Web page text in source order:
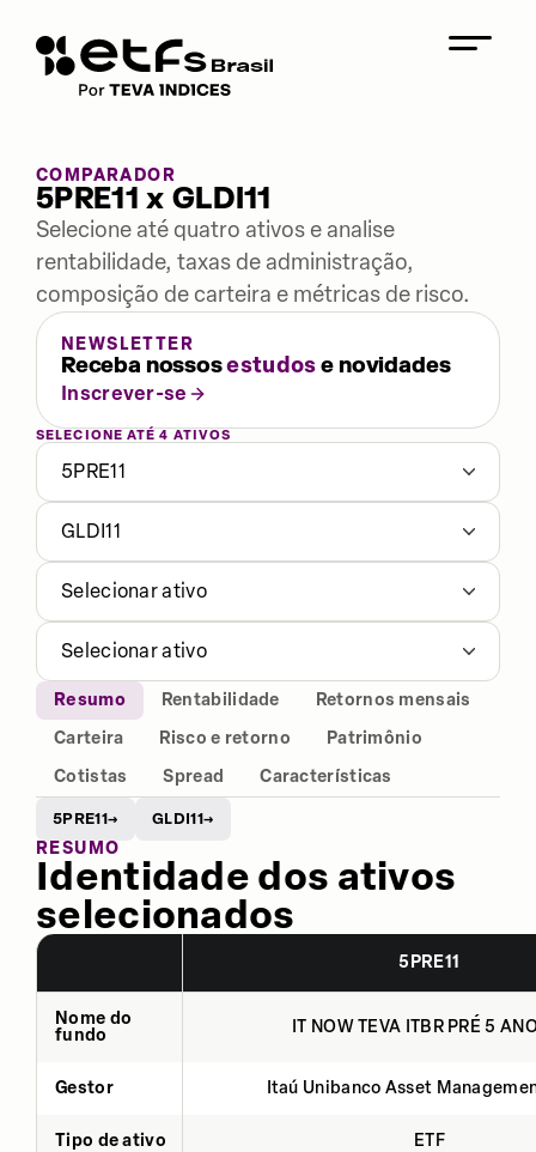
COMPARADOR
5PRE11 x GLDI11
Selecione até quatro ativos e analise
rentabilidade, taxas de administração,
composição de carteira e métricas de risco.
NEWSLETTER
Receba nossosestudose novidades
Inscrever-se
SELECIONE ATÉ 4 ATIVOS
5PRE11
GLDI11
Selecionar ativo
Selecionar ativo
Resumo Rentabilidade
Retornos mensais
Carteira
Risco e retorno
Patrimônio
Cotistas
Spread Características
5PRE11→ GLDI11→
RESUMO
Identidade dos ativos
selecionados
5PRE11
Nome do
fundo
IT NOW TEVA ITBR PRÉ 5
Gestor Itaú Unibanco Asset
Tipo de ativo ETF